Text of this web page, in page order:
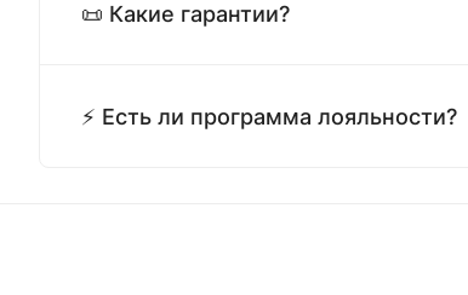
📜 Какие гарантии?
⚡ Есть ли программа лояльности?